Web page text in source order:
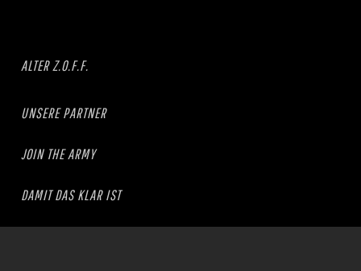
ALTER Z.O.F.F.
UNSERE PARTNER
JOIN THE ARMY
DAMIT DAS KLAR IST